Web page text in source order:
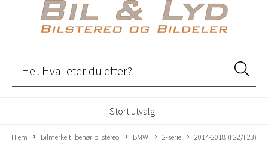
Stort utvalg
Hjem Bilmerke tilbehør bilstereo BMW 2-serie 2014-2018 (F22/F23)